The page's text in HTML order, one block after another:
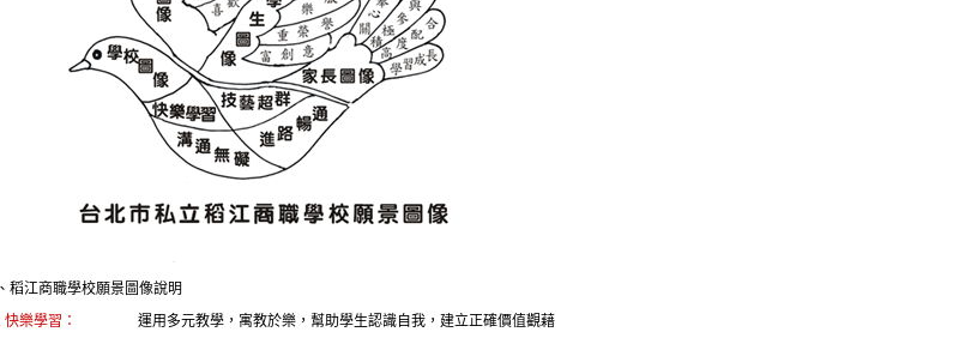
稻江商職學校願景圖像說明
快樂學習：
運用多元教學，寓教於樂，幫助學生認識自我，建立正確價值觀藉